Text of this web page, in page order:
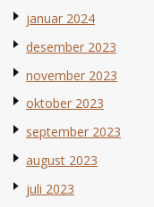
januar 2024
desember 2023
november 2023
oktober 2023
september 2023
august 2023
juli 2023